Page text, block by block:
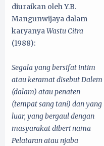
diuraikan oleh Y.B.
Mangunwijaya dalam
karyanyaWastu Citra
(1988):
Segala yang bersifat intim
atau keramat disebut Dalem
(dalam) atau penaten
(tempat sang tani) dan yang
luar, yang bergaul dengan
masyarakat diberi nama
Pelataran atau njaba